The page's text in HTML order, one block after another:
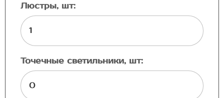
Люстры, шт:
Точечные светильники, шт: